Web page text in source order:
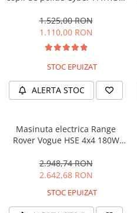
90W, 12V, Black & White
1.525,00 RON
1.110,00 RON
STOC EPUIZAT
ALERTA STOC
Masinuta electrica Range
Rover Vogue HSE 4x4 180W
2.948,74 RON
2.642,68 RON
STOC EPUIZAT